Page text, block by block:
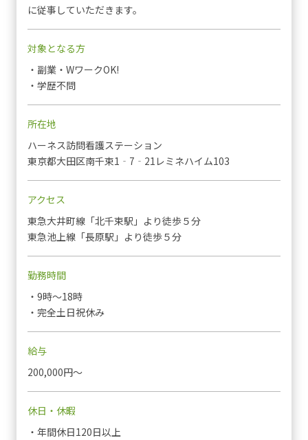
に従事していただきます。
対象となる方
・副業・WワークOK!
・学歴不問
所在地
ハーネス訪問看護ステーション
東京都大田区南千束1‐7‐21レミネハイム103
アクセス
東急大井町線「北千束駅」より徒歩５分
東急池上線「長原駅」より徒歩５分
勤務時間
・9時〜18時
・完全土日祝休み
給与
200,000円〜
休日・休暇
・年間休日120日以上